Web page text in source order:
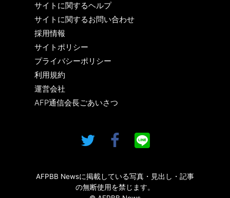
サイトに関するヘルプ
サイトに関するお問い合わせ
採用情報
サイトポリシー
プライバシーポリシー
利用規約
運営会社
AFP通信会長ごあいさつ
AFPBB Newsに掲載している写真・見出し・記事
の無断使用を禁じます。